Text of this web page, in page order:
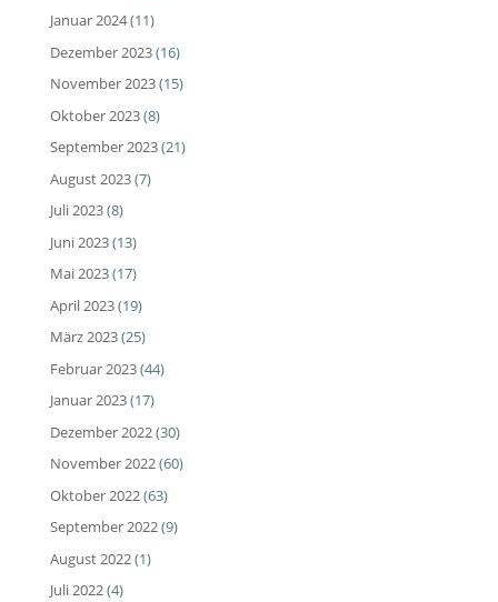
Januar 2024(11)
Dezember 2023(16)
November 2023(15)
Oktober 2023(8)
September 2023(21)
August 2023(7)
Juli 2023(8)
Juni 2023(13)
Mai 2023(17)
April 2023(19)
März 2023(25)
Februar 2023(44)
Januar 2023(17)
Dezember 2022(30)
November 2022(60)
Oktober 2022(63)
September 2022(9)
August 2022(1)
Juli 2022(4)